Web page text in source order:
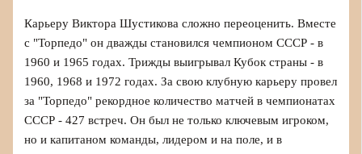
Карьеру Виктора Шустикова сложно переоценить. Вместе
с "Торпедо" он дважды становился чемпионом СССР - в
1960 и 1965 годах. Трижды выигрывал Кубок страны - в
1960, 1968 и 1972 годах. За свою клубную карьеру провел
за "Торпедо" рекордное количество матчей в чемпионатах
СССР - 427 встреч. Он был не только ключевым игроком,
но и капитаном команды, лидером и на поле, и в